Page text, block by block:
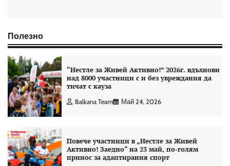
Полезно
“Нестле за Живей Aктивно!” 2026г. вдъхнови
над 8000 участници с и без увреждания да
тичат с кауза
Balkana Team Май 24, 2026
Повече участници в „Нестле за Живей
Активно! Заедно“ на 23 май, по-голям
принос за адаптирания спорт